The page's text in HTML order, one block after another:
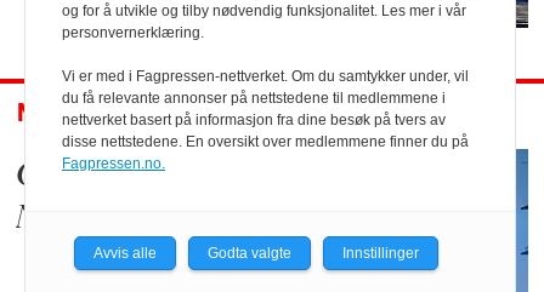
NYTT OM NAVN
Går fra Reitan til
Norfolk i Virginia
og for å utvikle og tilby nødvendig funksjonalitet. Les mer i vår
personvernerklæring.
Vi er med i Fagpressen-nettverket. Om du samtykker under, vil
du få relevante annonser på nettstedene til medlemmene i
nettverket basert på informasjon fra dine besøk på tvers av
disse nettstedene. En oversikt over medlemmene finner du på
Fagpressen.no.
Avvis alle Godta valgte Innstillinger